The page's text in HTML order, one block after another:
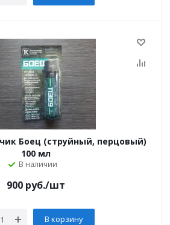
Боец (струйный, перцовый)
100 мл
В наличии
900руб./шт
В корзину